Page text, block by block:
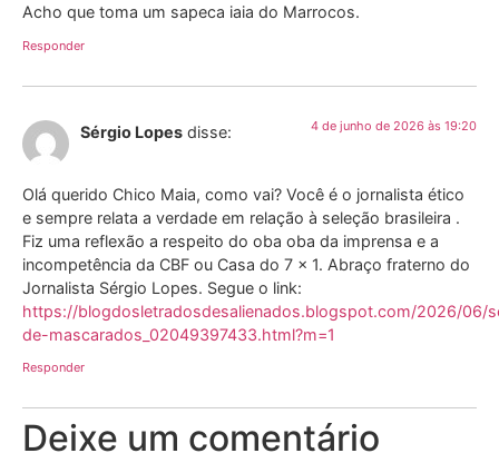
Acho que toma um sapeca iaia do Marrocos.
Responder
Sérgio Lopes disse: 4 de junho de 2026 às 19:20
Olá querido Chico Maia, como vai? Você é o jornalista ético
e sempre relata a verdade em relação à seleção brasileira .
Fiz uma reflexão a respeito do oba oba da imprensa e a
incompetência da CBF ou Casa do 7 x 1. Abraço fraterno do
Jornalista Sérgio Lopes. Segue o link:
https://blogdosletradosdesalienados.blogspot.com/2026/06/
de-mascarados_02049397433.html?m=1
Responder
Deixe um comentário